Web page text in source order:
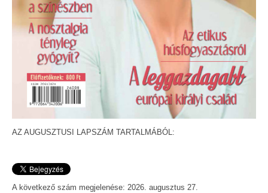
AZ AUGUSZTUSI LAPSZÁM TARTALMÁBÓL:
A következő szám megjelenése: 2026. augusztus 27.